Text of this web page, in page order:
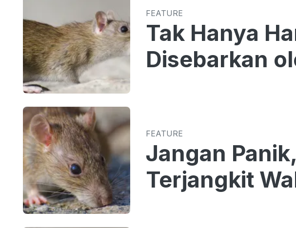
FEATURE
Tak Hanya
Disebarkan
FEATURE
Jangan
Terjangkit